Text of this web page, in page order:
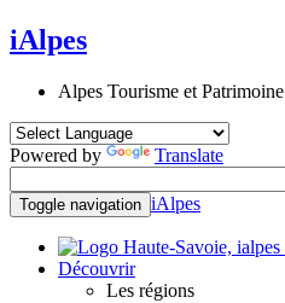
iAlpes
Alpes Tourisme et Patrimoine
Powered by Translate
Toggle navigation iAlpes
Découvrir
Les régions